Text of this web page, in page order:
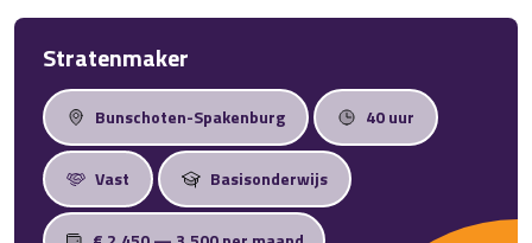
Stratenmaker
Bunschoten-Spakenburg 40 uur
Vast Basisonderwijs